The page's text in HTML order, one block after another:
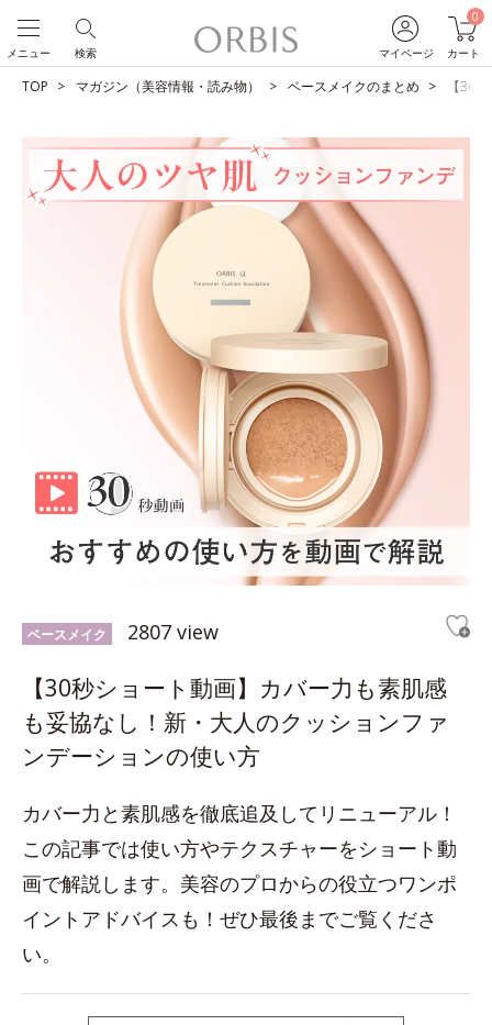
マイページ
0
カート
検索
メニュー
TOP マガジン（美容情報・読み物） ベースメイクのまとめ 【30
ベースメイク 2807 view
【30秒ショート動画】カバー力も素肌感
も妥協なし！新・大人のクッションファ
ンデーションの使い方
カバー力と素肌感を徹底追及してリニューアル！
この記事では使い方やテクスチャーをショート動
画で解説します。美容のプロからの役立つワンポ
イントアドバイスも！ぜひ最後までご覧くださ
い。